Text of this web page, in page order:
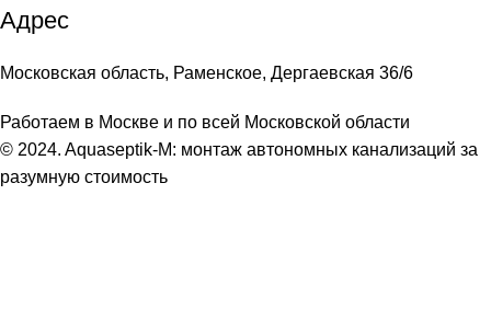
Адрес
Московская область, Раменское, Дергаевская 36/6
Работаем в Москве и по всей Московской области
© 2024. Aquaseptik-M: монтаж автономных канализаций за
разумную стоимость